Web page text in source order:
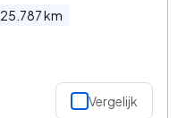
25.787km
Vergelijk